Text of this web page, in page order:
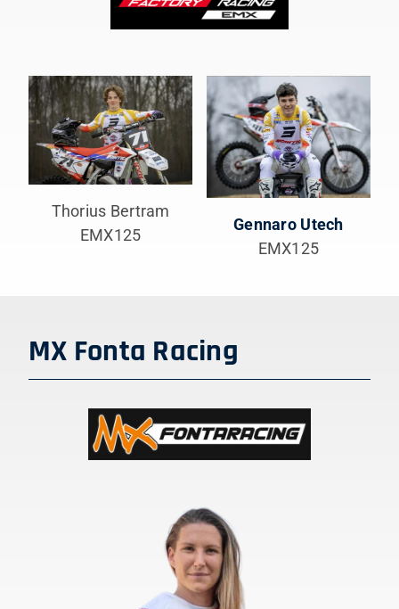
Thorius Bertram
EMX125
Gennaro Utech
EMX125
MX Fonta Racing